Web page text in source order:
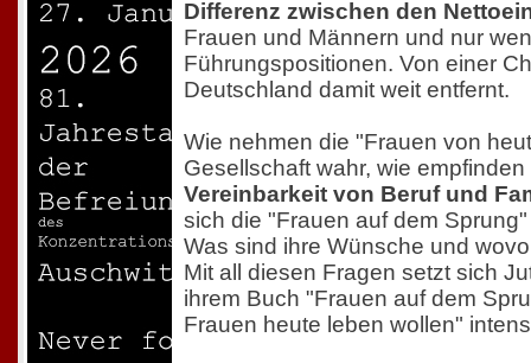
Differenz zwischen den
Frauen und Männern und nur
Führungspositionen. Von einer
Deutschland damit weit entfernt.
Wie nehmen die "Frauen von
Gesellschaft wahr, wie
Vereinbarkeit von Beruf und
sich die "Frauen auf dem
Was sind ihre Wünsche und
Mit all diesen Fragen setzt sich
ihrem Buch "Frauen auf dem
Frauen heute leben wollen"